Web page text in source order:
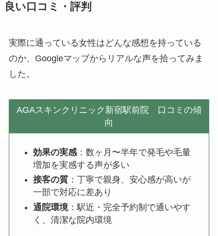
良い口コミ・評判
実際に通っている女性はどんな感想を持っている
のか、Googleマップからリアルな声を拾ってみま
した。
AGAスキンクリニック新宿駅前院 口コミの傾
向
効果の実感 ：数ヶ月〜半年で発毛や毛量
増加を実感する声が多い
接客の質 ：丁寧で親身、安心感が高いが
一部で対応に差あり
通院環境：駅近・完全予約制で通いやす
く、清潔な院内環境